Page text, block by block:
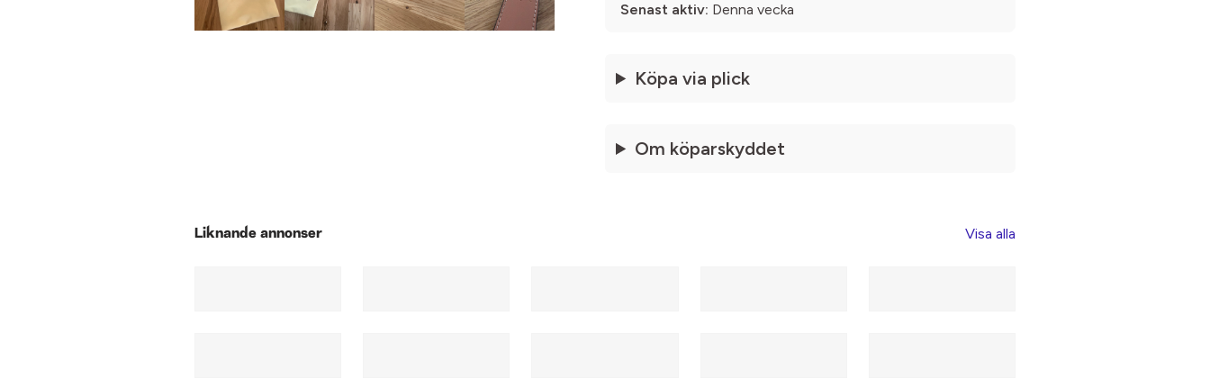
Senast aktiv: Denna vecka
Köpa via plick
Om köparskyddet
Liknande annonser Visa alla